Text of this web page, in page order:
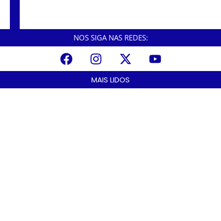
NOS SIGA NAS REDES:
MAIS LIDOS